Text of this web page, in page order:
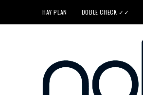
HAY PLAN DOBLE CHECK ✓✓